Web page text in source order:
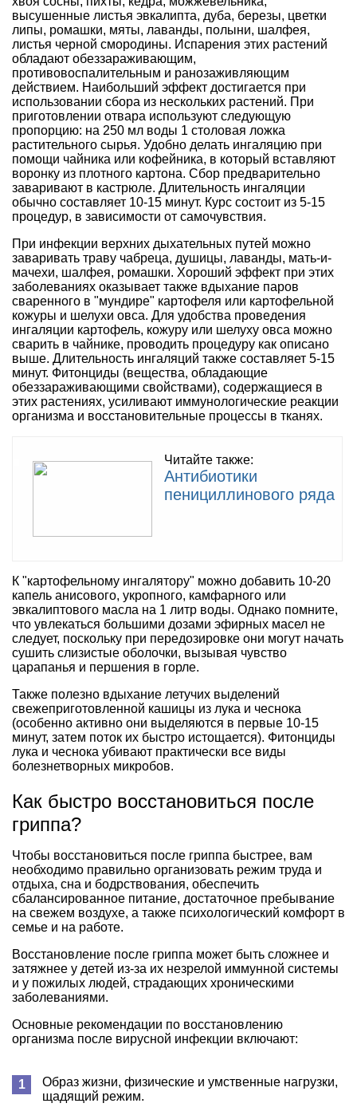
высушенные листья эвкалипта, дуба, березы, цветки
липы, ромашки, мяты, лаванды, полыни, шалфея,
листья черной смородины. Испарения этих растений
обладают обеззараживающим,
противовоспалительным и ранозаживляющим
действием. Наибольший эффект достигается при
использовании сбора из нескольких растений. При
приготовлении отвара используют следующую
пропорцию: на 250 мл воды 1 столовая ложка
растительного сырья. Удобно делать ингаляцию при
помощи чайника или кофейника, в который вставляют
воронку из плотного картона. Сбор предварительно
заваривают в кастрюле. Длительность ингаляции
обычно составляет 10-15 минут. Курс состоит из 5-15
процедур, в зависимости от самочувствия.
При инфекции верхних дыхательных путей можно
заваривать траву чабреца, душицы, лаванды, мать-и-
мачехи, шалфея, ромашки. Хороший эффект при этих
заболеваниях оказывает также вдыхание паров
сваренного в "мундире" картофеля или картофельной
кожуры и шелухи овса. Для удобства проведения
ингаляции картофель, кожуру или шелуху овса можно
сварить в чайнике, проводить процедуру как описано
выше. Длительность ингаляций также составляет 5-15
минут. Фитонциды (вещества, обладающие
обеззараживающими свойствами), содержащиеся в
этих растениях, усиливают иммунологические реакции
организма и восстановительные процессы в тканях.
Читайте также:
Антибиотики
пенициллинового ряда
К "картофельному ингалятору" можно добавить 10-20
капель анисового, укропного, камфарного или
эвкалиптового масла на 1 литр воды. Однако помните,
что увлекаться большими дозами эфирных масел не
следует, поскольку при передозировке они могут начать
сушить слизистые оболочки, вызывая чувство
царапанья и першения в горле.
Также полезно вдыхание летучих выделений
свежеприготовленной кашицы из лука и чеснока
(особенно активно они выделяются в первые 10-15
минут, затем поток их быстро истощается). Фитонциды
лука и чеснока убивают практически все виды
болезнетворных микробов.
Как быстро восстановиться после
гриппа?
Чтобы восстановиться после гриппа быстрее, вам
необходимо правильно организовать режим труда и
отдыха, сна и бодрствования, обеспечить
сбалансированное питание, достаточное пребывание
на свежем воздухе, а также психологический комфорт в
семье и на работе.
Восстановление после гриппа может быть сложнее и
затяжнее у детей из-за их незрелой иммунной системы
и у пожилых людей, страдающих хроническими
заболеваниями.
Основные рекомендации по восстановлению
организма после вирусной инфекции включают:
Образ жизни, физические и умственные нагрузки,
щадящий режим.